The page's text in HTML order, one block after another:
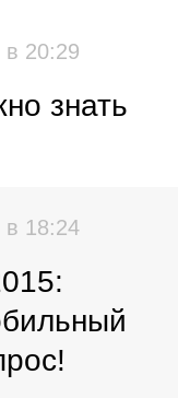
в 20:29
знать
в 18:24